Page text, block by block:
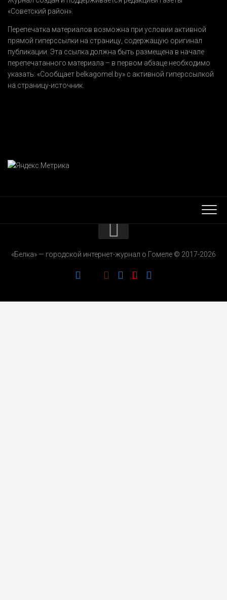
«Советский район».
Перепечатка материалов возможна при условии активной
прямой гиперссылки на страницу, содержащую оригинал
публикации. Эта ссылка должна быть размещена в начале
перепечатанного материала – в первом абзаце необходимо
указать: «Сообщает belkagomel.by» с активной гиперссылкой
на страницу-источник.
РЕКЛАМОДАТЕЛЯМ
«Белка» — городской интернет-журнал о Гомеле © 2017-2026